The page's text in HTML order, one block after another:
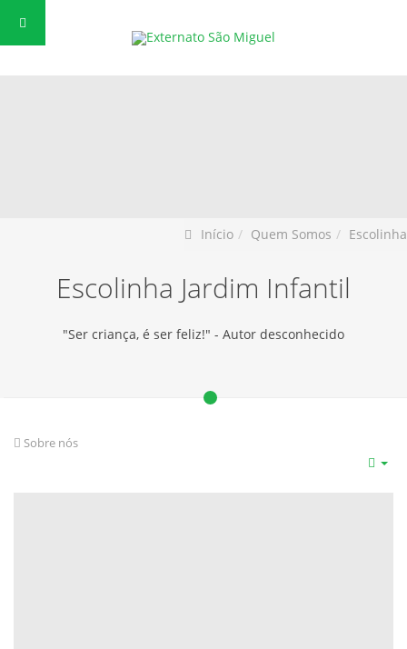
Início Quem Somos Escolinha
Escolinha Jardim Infantil
"Ser criança, é ser feliz!" - Autor desconhecido
Sobre nós